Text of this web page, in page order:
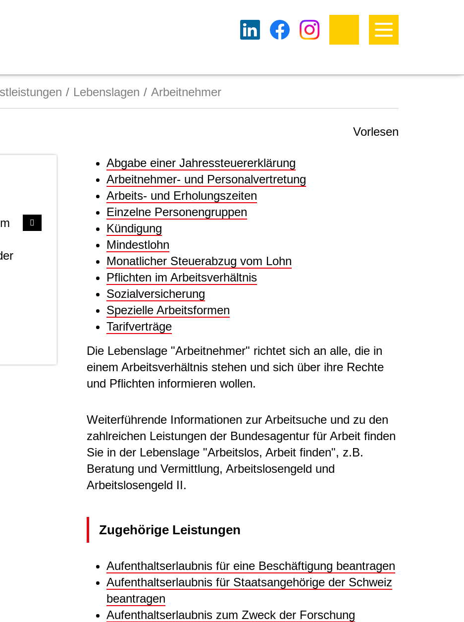
Lebenslagen Arbeitnehmer
Vorlesen
Abgabe einer Jahressteuererklärung
Arbeitnehmer- und Personalvertretung
Arbeits- und Erholungszeiten
Einzelne Personengruppen
Kündigung
Mindestlohn
Monatlicher Steuerabzug vom Lohn
Pflichten im Arbeitsverhältnis
Sozialversicherung
Spezielle Arbeitsformen
Tarifverträge
Die Lebenslage "Arbeitnehmer" richtet sich an alle, die in
einem Arbeitsverhältnis stehen und sich über ihre Rechte
und Pflichten informieren wollen.
Weiterführende Informationen zur Arbeitsuche und zu den
zahlreichen Leistungen der Bundesagentur für Arbeit finden
Sie in der Lebenslage "Arbeitslos, Arbeit finden", z.B.
Beratung und Vermittlung, Arbeitslosengeld und
Arbeitslosengeld II.
Zugehörige Leistungen
Aufenthaltserlaubnis für eine Beschäftigung beantragen
Aufenthaltserlaubnis für Staatsangehörige der Schweiz
beantragen
Aufenthaltserlaubnis zum Zweck der Forschung